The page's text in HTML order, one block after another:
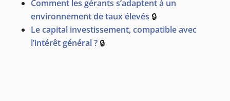
Comment les gérants s’adaptent à un
environnement de taux élevés 🔒
Le capital investissement, compatible avec
l’intérêt général ? 🔒